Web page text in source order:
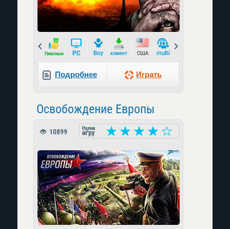
Prev
Подробнее Играть
Освобождение Европы
10899